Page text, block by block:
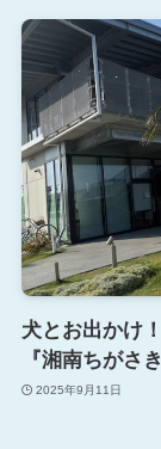
犬とお出かけ
『湘南ちがさ
2025年9月11日